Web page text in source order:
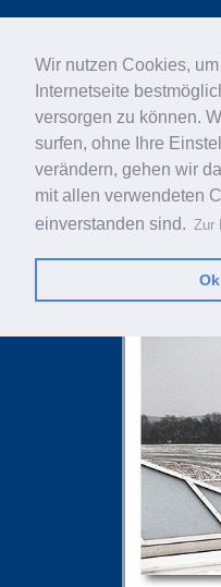
Wir nutzen Cookies,
Internetseite
versorgen zu können.
surfen, ohne Ihre
verändern, gehen wir
mit allen verwendeten
einverstanden sind. Zur
Ok
Ihr
Home